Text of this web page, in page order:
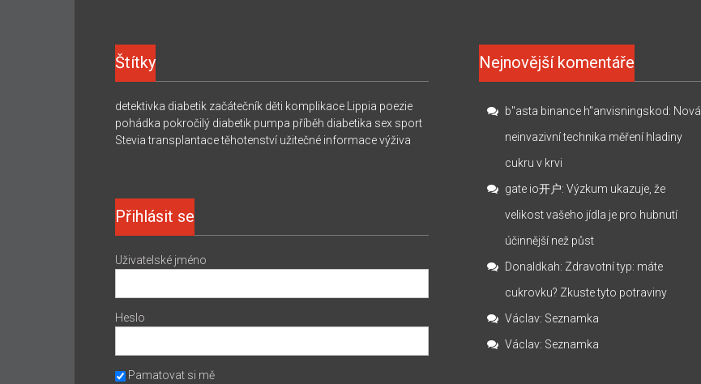
Štítky
detektivka diabetik začátečník děti komplikace Lippia poezie
pohádka pokročilý diabetik pumpa příběh diabetika sex sport
Stevia transplantace těhotenství užitečné informace výživa
Přihlásit se
Uživatelské jméno
Heslo
Pamatovat si mě
Nejnovější komentáře
b"asta binance h"anvisningskod: Nová
neinvazivní technika měření hladiny
cukru v krvi
gate io开户:Výzkum ukazuje, že
velikost vašeho jídla je pro hubnutí
účinnější než půst
Donaldkah: Zdravotní typ: máte
cukrovku? Zkuste tyto potraviny
Václav: Seznamka
Václav: Seznamka